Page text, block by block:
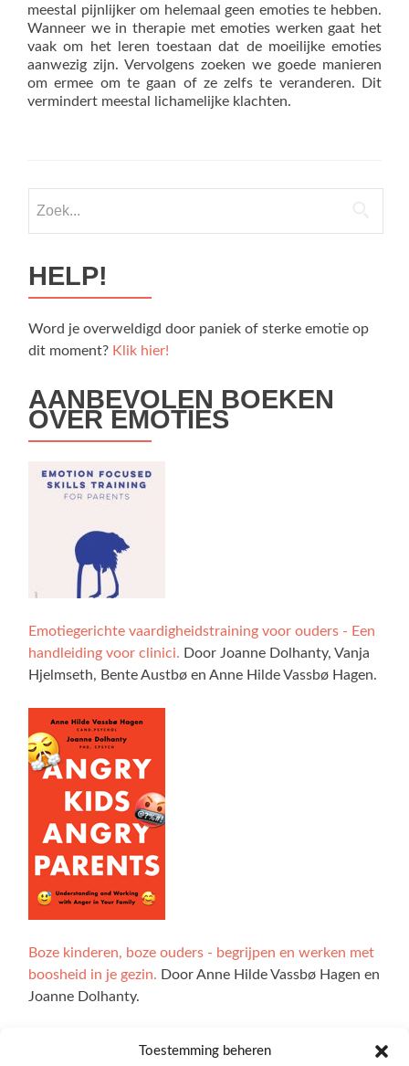
Toestemming beheren
meestal pijnlijker om helemaal geen emoties te hebben.
Wanneer we in therapie met emoties werken gaat het
vaak om het leren toestaan dat de moeilijke emoties
aanwezig zijn. Vervolgens zoeken we goede manieren
om ermee om te gaan of ze zelfs te veranderen. Dit
vermindert meestal lichamelijke klachten.
naar:
HELP!
Word je overweldigd door paniek of sterke emotie op
dit moment? Klik hier!
AANBEVOLEN BOEKEN
OVER EMOTIES
Emotiegerichte vaardigheidstraining voor ouders - Een
handleiding voor clinici. Door Joanne Dolhanty, Vanja
Hjelmseth, Bente Austbø en Anne Hilde Vassbø Hagen.
Boze kinderen, boze ouders - begrijpen en werken met
boosheid in je gezin. Door Anne Hilde Vassbø Hagen en
Joanne Dolhanty.